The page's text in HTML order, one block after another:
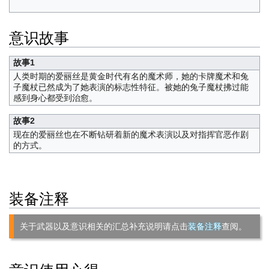
意识故事
故事1
人类时期的爱丽丝是黄金时代有名的魔术师，她的卡牌魔术和兔
子魔杖已然成为了她表演的标志性特征。被她的兔子魔杖拂过能
感到身心都受到治愈。
故事2
现在的爱丽丝也在不断钻研着新的魔术表演以及对指挥官恶作剧
的方式。
装备注释
关于武器以及意识相关的汇总补充说明请点击装备注释查阅。